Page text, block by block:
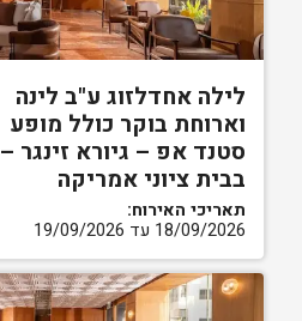
לילה אחדלזוג ע"ב לינה
וארוחת בוקר כולל מופע
סטנד אפ – גיורא זינגר –
בבית ציוני אמריקה
תאריכי האירוח:
18/09/2026 עד 19/09/2026